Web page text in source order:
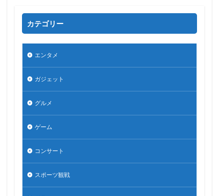
カテゴリー
エンタメ
ガジェット
グルメ
ゲーム
コンサート
スポーツ観戦